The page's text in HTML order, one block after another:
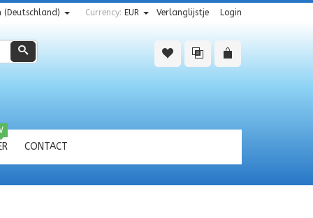
Verlanglijstje Login
Currency: EUR
(Deutschland)
Zoeken
CONTACT